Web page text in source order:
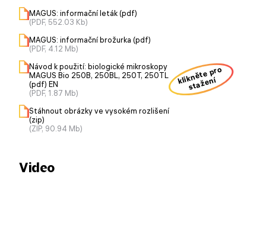
MAGUS: informační leták (pdf)
(PDF, 552.03 Kb)
MAGUS: informační brožurka (pdf)
(PDF, 4.12 Mb)
Návod k použití: biologické mikroskopy
MAGUS Bio 250B, 250BL, 250T, 250TL
(pdf) EN
(PDF, 1.87 Mb)
Stáhnout obrázky ve vysokém rozlišení
(zip)
(ZIP, 90.94 Mb)
klikněte pro
stažení
Video